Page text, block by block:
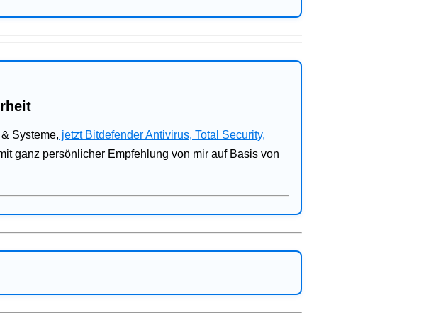
Systeme, jetzt Bitdefender Antivirus, Total Security,
ganz persönlicher Empfehlung von mir auf Basis von